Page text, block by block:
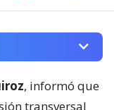
, informó que
transversal